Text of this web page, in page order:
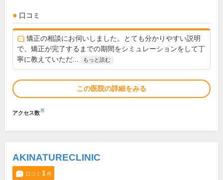
口コミ
矯正の相談にお伺いしました。とても分かりやすい説明
で、矯正が完了するまでの期間をシミュレーションをして丁
寧に教えていただ...
もっと読む
この医院の詳細をみる
アクセス数※
AKINATURECLINIC
口コミ 1件